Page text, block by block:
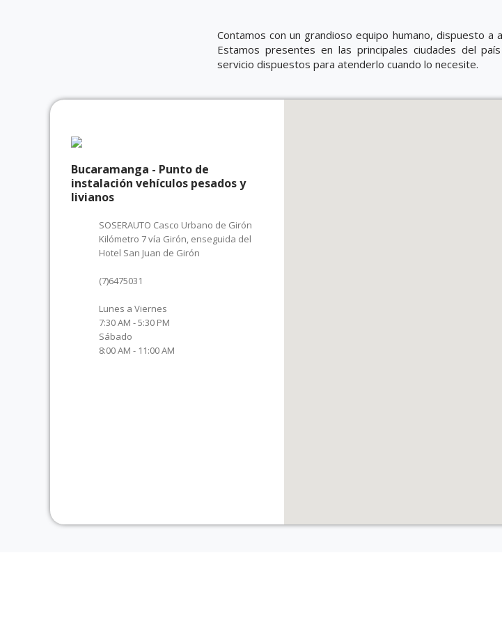
Contamos con un grandioso equipo humano, dispuesto a
Estamos presentes en las principales ciudades del
servicio dispuestos para atenderlo cuando lo necesite.
Bucaramanga - Punto de
instalación vehículos pesados y
livianos
SOSERAUTO Casco Urbano de Girón
Kilómetro 7 vía Girón, enseguida del
Hotel San Juan de Girón
(7)6475031
Lunes a Viernes
7:30 AM - 5:30 PM
Sábado
8:00 AM - 11:00 AM